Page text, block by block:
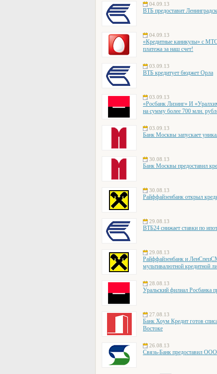
04.09.13
ВТБ предоставит
04.09.13
«Кредитные каникулы» с
платежа за наш счет!
03.09.13
ВТБ кредитует бюджет Орла
03.09.13
«Росбанк Лизинг» И
на сумму более 700 млн.
03.09.13
Банк Москвы запускает
30.08.13
Банк Москвы предоставил
30.08.13
Райффайзенбанк открыл
29.08.13
ВТБ24 снижает ставки по
29.08.13
Райффайзенбанк и
мультивалютной кредитной
28.08.13
Уральский филиал Росбанка
27.08.13
Банк Хоум Кредит готов
Востоке
26.08.13
Связь-Банк предоставил